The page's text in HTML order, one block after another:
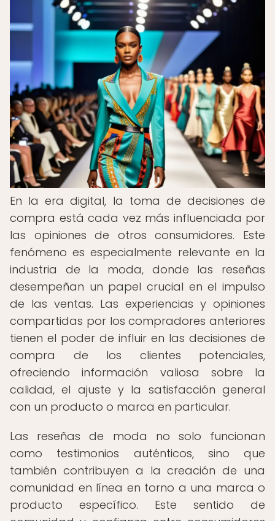
En la era digital, la toma de decisiones de
compra está cada vez más influenciada por
las opiniones de otros consumidores. Este
fenómeno es especialmente relevante en la
industria de la moda, donde las reseñas
desempeñan un papel crucial en el impulso
de las ventas. Las experiencias y opiniones
compartidas por los compradores anteriores
tienen el poder de influir en las decisiones de
compra de los clientes potenciales,
ofreciendo información valiosa sobre la
calidad, el ajuste y la satisfacción general
con un producto o marca en particular.
Las reseñas de moda no solo funcionan
como testimonios auténticos, sino que
también contribuyen a la creación de una
comunidad en línea en torno a una marca o
producto específico. Este sentido de